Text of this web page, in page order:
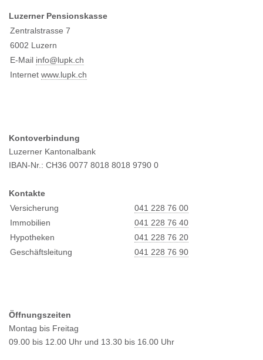
Luzerner Pensionskasse
Zentralstrasse 7
6002 Luzern
E-Mail info@lupk.ch
Internet www.lupk.ch
Kontoverbindung
Luzerner Kantonalbank
IBAN-Nr.: CH36 0077 8018 8018 9790 0
Kontakte
Versicherung
041 228 76 00
Immobilien
041 228 76 40
Hypotheken
041 228 76 20
Geschäftsleitung
041 228 76 90
Öffnungszeiten
Montag bis Freitag
09.00 bis 12.00 Uhr und 13.30 bis 16.00 Uhr